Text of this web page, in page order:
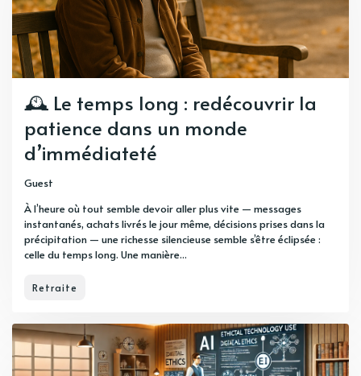
🕰️ Le temps long : redécouvrir la
patience dans un monde
d’immédiateté
Guest
À l’heure où tout semble devoir aller plus vite — messages
instantanés, achats livrés le jour même, décisions prises dans la
précipitation — une richesse silencieuse semble s’être éclipsée :
celle du temps long. Une manière...
Retraite